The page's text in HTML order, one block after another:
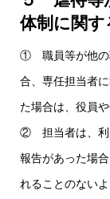
体制に関す
① 職員等が他の
合、専任担当者
た場合は、役員
② 担当者は、利
報告があった場
れることのない